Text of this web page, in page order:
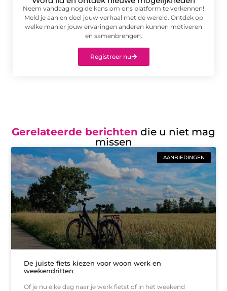
Neem vandaag nog de kans om ons platform te verkennen!
Meld je aan en deel jouw verhaal met de wereld. Ontdek op
welke manier jouw ervaringen anderen kunnen motiveren
en samenbrengen.
Registreer nu
Gerelateerde berichten die u niet mag
missen
AANBIEDINGEN
De juiste fiets kiezen voor woon werk en
weekendritten
Of je nu elke dag naar je werk fietst of in het weekend